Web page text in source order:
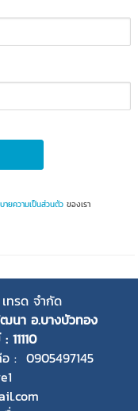
ายความเป็นส่วนตัว ของเรา
ทรด จำกัด
นา อ.บางบัวทอง
: 0905497145